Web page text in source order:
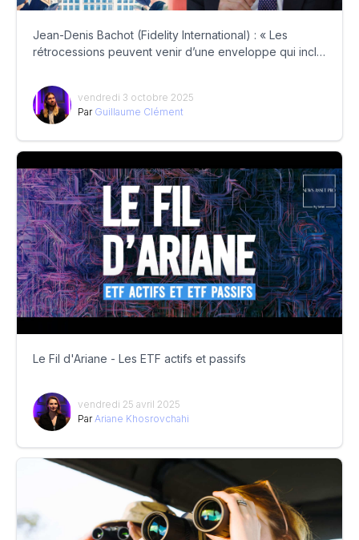
Jean-Denis Bachot (Fidelity International) : « Les
rétrocessions peuvent venir d’une enveloppe qui inclut
vendredi 3 octobre 2025
Par Guillaume Clément
Le Fil d'Ariane - Les ETF actifs et passifs
vendredi 25 avril 2025
Par Ariane Khosrovchahi